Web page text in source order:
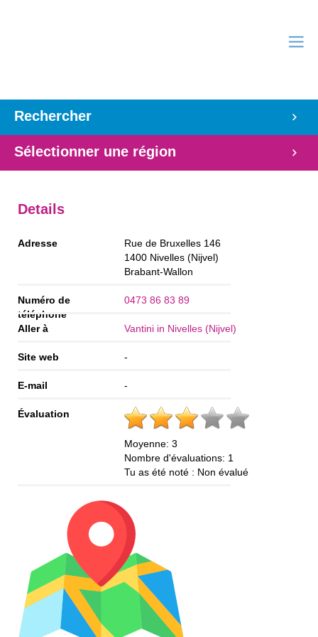
Rechercher
Sélectionner une région
Details
Adresse
Rue de Bruxelles 146
1400 Nivelles (Nijvel)
Brabant-Wallon
Numéro de
téléphone
0473 86 83 89
Aller à Vantini in Nivelles (Nijvel)
Site web -
E-mail -
Évaluation
Moyenne: 3
Nombre d'évaluations: 1
Tu as été noté : Non évalué